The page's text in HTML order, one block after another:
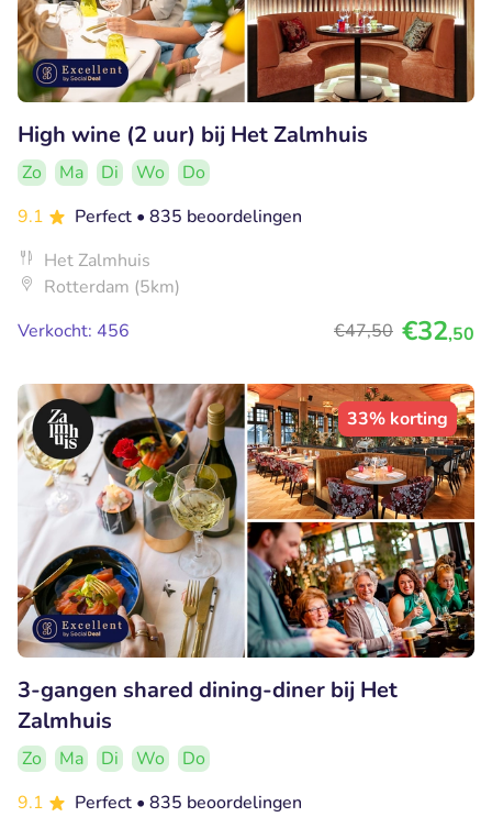
High wine (2 uur) bij Het Zalmhuis
Zo Ma Di Wo
Do
9.1
Perfect • 835 beoordelingen
Het Zalmhuis
Rotterdam (5km)
Verkocht: 456
€47,50 €32,50
33% korting
3-gangen shared dining-diner bij Het
Zalmhuis
Zo Ma Di Wo
Do
9.1
Perfect • 835 beoordelingen